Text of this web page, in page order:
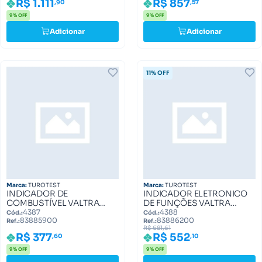
R$ 1.111,90
9% OFF
Adicionar
R$ 857,57
9% OFF
Adicionar
Marca:TUROTEST
INDICADOR DE
COMBUSTÍVEL VALTRA
1280R, BM, BH 83885900
Cód.:4387
Ref.:83885900
R$ 377,60
9% OFF
11% OFF
Marca:TUROTEST
INDICADOR ELETRONICO
DE FUNÇÕES VALTRA
83886200
Cód.:4388
Ref.:83886200
R$ 681,61
R$ 552,10
9% OFF